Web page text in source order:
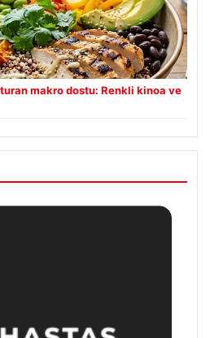
makro dostu: Renkli kinoa ve